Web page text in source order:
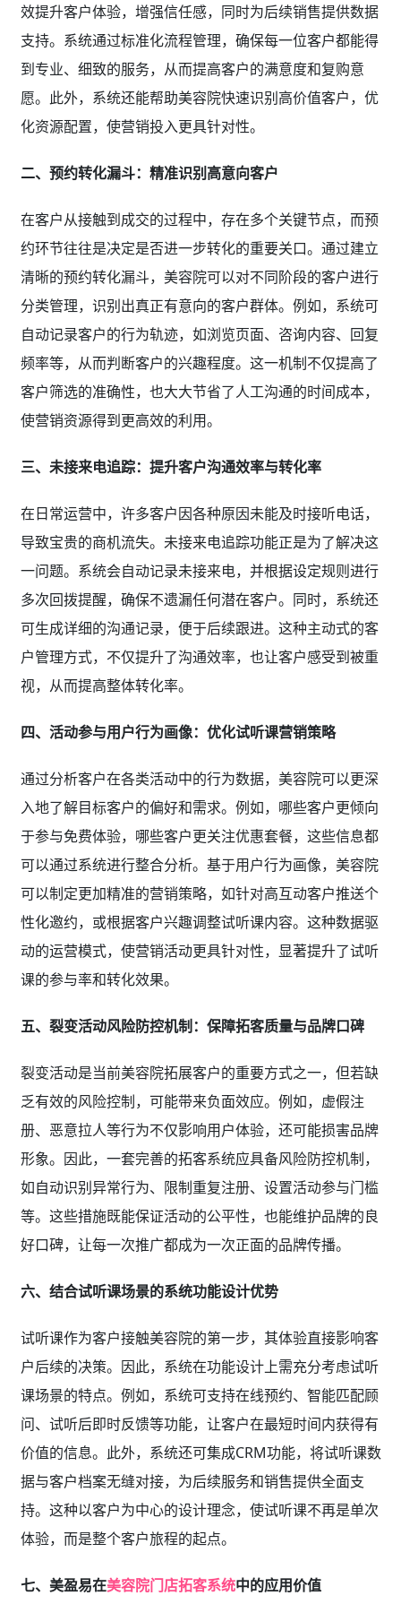
效提升客户体验，增强信任感，同时为后续销售提供数据
支持。系统通过标准化流程管理，确保每一位客户都能得
到专业、细致的服务，从而提高客户的满意度和复购意
愿。此外，系统还能帮助美容院快速识别高价值客户，优
化资源配置，使营销投入更具针对性。
二、预约转化漏斗：精准识别高意向客户
在客户从接触到成交的过程中，存在多个关键节点，而预
约环节往往是决定是否进一步转化的重要关口。通过建立
清晰的预约转化漏斗，美容院可以对不同阶段的客户进行
分类管理，识别出真正有意向的客户群体。例如，系统可
自动记录客户的行为轨迹，如浏览页面、咨询内容、回复
频率等，从而判断客户的兴趣程度。这一机制不仅提高了
客户筛选的准确性，也大大节省了人工沟通的时间成本，
使营销资源得到更高效的利用。
三、未接来电追踪：提升客户沟通效率与转化率
在日常运营中，许多客户因各种原因未能及时接听电话，
导致宝贵的商机流失。未接来电追踪功能正是为了解决这
一问题。系统会自动记录未接来电，并根据设定规则进行
多次回拨提醒，确保不遗漏任何潜在客户。同时，系统还
可生成详细的沟通记录，便于后续跟进。这种主动式的客
户管理方式，不仅提升了沟通效率，也让客户感受到被重
视，从而提高整体转化率。
四、活动参与用户行为画像：优化试听课营销策略
通过分析客户在各类活动中的行为数据，美容院可以更深
入地了解目标客户的偏好和需求。例如，哪些客户更倾向
于参与免费体验，哪些客户更关注优惠套餐，这些信息都
可以通过系统进行整合分析。基于用户行为画像，美容院
可以制定更加精准的营销策略，如针对高互动客户推送个
性化邀约，或根据客户兴趣调整试听课内容。这种数据驱
动的运营模式，使营销活动更具针对性，显著提升了试听
课的参与率和转化效果。
五、裂变活动风险防控机制：保障拓客质量与品牌口碑
裂变活动是当前美容院拓展客户的重要方式之一，但若缺
乏有效的风险控制，可能带来负面效应。例如，虚假注
册、恶意拉人等行为不仅影响用户体验，还可能损害品牌
形象。因此，一套完善的拓客系统应具备风险防控机制，
如自动识别异常行为、限制重复注册、设置活动参与门槛
等。这些措施既能保证活动的公平性，也能维护品牌的良
好口碑，让每一次推广都成为一次正面的品牌传播。
六、结合试听课场景的系统功能设计优势
试听课作为客户接触美容院的第一步，其体验直接影响客
户后续的决策。因此，系统在功能设计上需充分考虑试听
课场景的特点。例如，系统可支持在线预约、智能匹配顾
问、试听后即时反馈等功能，让客户在最短时间内获得有
价值的信息。此外，系统还可集成CRM功能，将试听课数
据与客户档案无缝对接，为后续服务和销售提供全面支
持。这种以客户为中心的设计理念，使试听课不再是单次
体验，而是整个客户旅程的起点。
七、美盈易在美容院门店拓客系统中的应用价值